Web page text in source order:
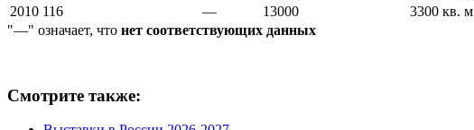
2010 116 — 13000 3300 кв. м
"—" означает, что нет соответствующих данных
Смотрите также: